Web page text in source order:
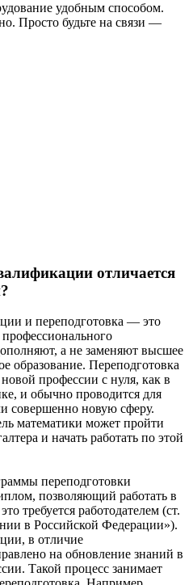
удобным способом.
Просто будьте на связи —
отличается
и переподготовка — это
а не заменяют высшее
образование. Переподготовка
профессии с нуля, как в
и обычно проводится для
совершенно новую сферу.
математики может пройти
и начать работать по этой
переподготовки
позволяющий работать в
требуется работодателем (ст.
в Российской Федерации»).
в отличие
на обновление знаний в
Такой процесс занимает